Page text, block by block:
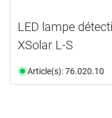
LED lampe
XSolar L-S
Article(s): 76.020.10